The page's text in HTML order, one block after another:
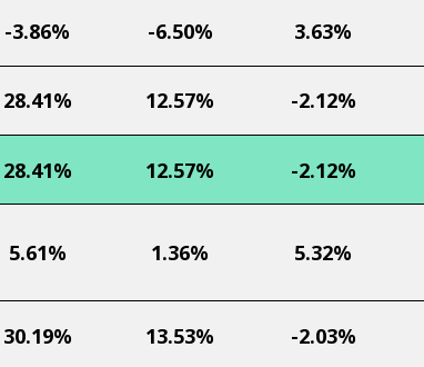
3.63%
-6.50%
-3.86%
-2.12%
12.57%
28.41%
-2.12%
12.57%
28.41%
5.32%
1.36%
5.61%
-2.03%
13.53%
30.19%